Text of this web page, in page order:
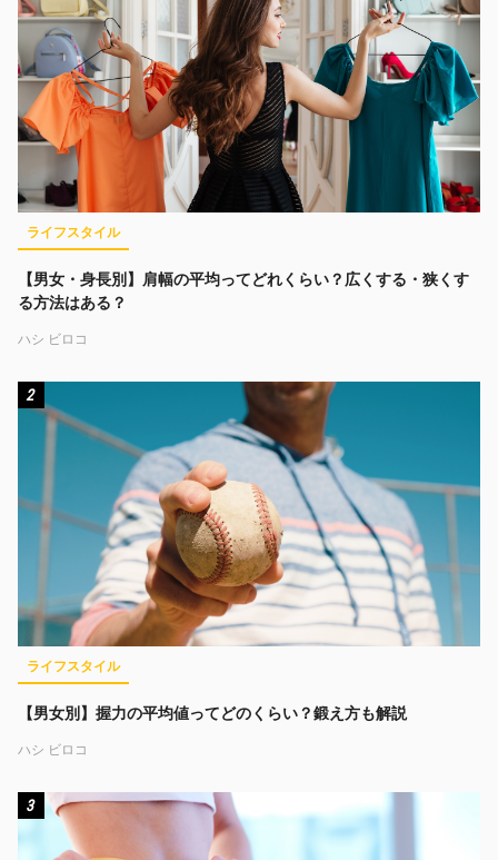
ライフスタイル
【男女・身長別】肩幅の平均ってどれくらい？広くする・狭くす
る方法はある？
ハシ ビロコ
2
ライフスタイル
【男女別】握力の平均値ってどのくらい？鍛え方も解説
ハシ ビロコ
3